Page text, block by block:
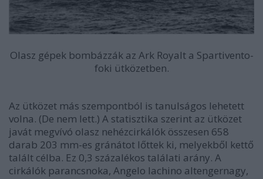
Olasz gépek bombázzák az Ark Royalt a Spartivento-
foki ütközetben.
Az ütközet más szempontból is tanulságos lehetett
volna. (De nem lett.) A statisztika szerint az ütközet
javát megvívó olasz nehézcirkálók összesen 658
darab 203 mm-es gránátot lőttek ki, melyekből kettő
talált célba. Ez 0,3 százalékos találati arány. A
cirkálók parancsnoka, Angelo Iachino altengernagy,